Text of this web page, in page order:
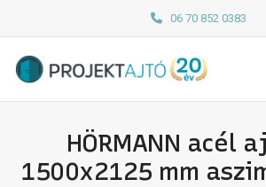
06 70 852 0383
HÖRMANN acél
1500x2125 mm